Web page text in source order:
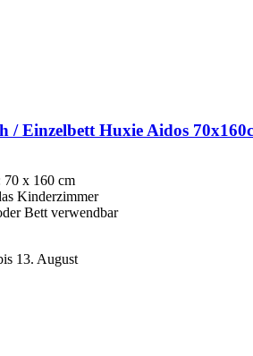
/ Einzelbett Huxie Aidos
70 x 160 cm
Kinderzimmer
Bett verwendbar
13. August